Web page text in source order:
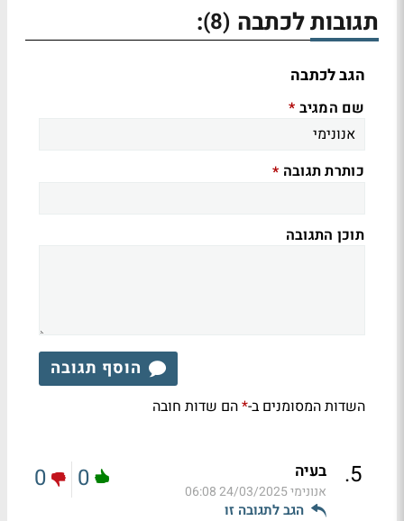
תגובות לכתבה (8)
:
הגב לכתבה
שם המגיב *
כותרת תגובה *
תוכן התגובה
הוסף תגובה
השדות המסומנים ב-*הם שדות חובה
5
. בעיה
אנונימי24/03/2025 06:08
הגב לתגובה זו
0
0